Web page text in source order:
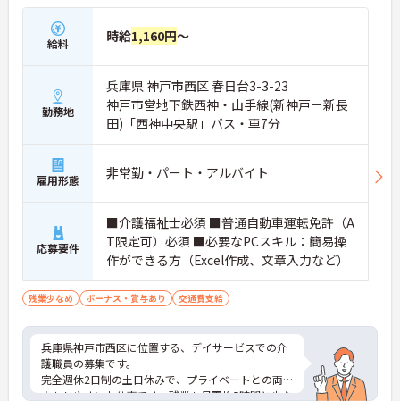
給料 時給1,160円～
勤務地
兵庫県 神戸市西区 春日台3-3-23
神戸市営地下鉄西神・山手線(新神戸－新長
田)「西神中央駅」バス・車7分
雇用形態 非常勤・パート・アルバイト
応募要件
■介護福祉士必須 ■普通自動車運転免許（A
T限定可）必須 ■必要なPCスキル：簡易操
作ができる方（Excel作成、文章入力など）
残業少なめ ボーナス・賞与あり 交通費支給
兵庫県神戸市西区に位置する、デイサービスでの介
護職員の募集です。
完全週休2日制の土日休みで、プライベートとの両
立もしやすいお仕事です。残業も月平均5時間と少な